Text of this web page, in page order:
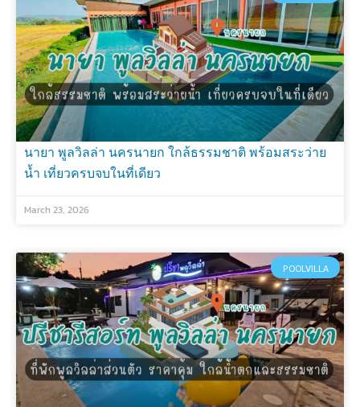
นายา พูลวิลล่า นครนายก ใกล้ธรรมชาติ พร้อมสระว่าย
น้ำ เที่ยวครบจบในที่เดียว
March 23, 2026
POOLVILLA